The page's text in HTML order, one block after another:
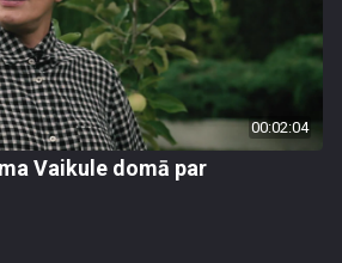
00:02:04
Vaikule domā par